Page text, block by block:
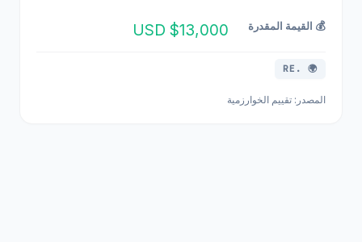
💰 القيمة المقدرة $13,000 USD
🌍 .RE
المصدر: تقييم الخوارزمية